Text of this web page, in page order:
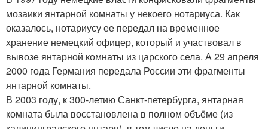
мозаики янтарной комнаты у некоего нотариуса. Как
оказалось, нотариусу ее передал на временное
хранение немецкий офицер, который и участвовал в
вывозе янтарной комнаты из царского села. А 29 апреля
2000 года Германия передала России эти фрагменты
янтарной комнаты.
В 2003 году, к 300-летию Санкт-петербурга, янтарная
комната была восстановлена в полном объёме (из